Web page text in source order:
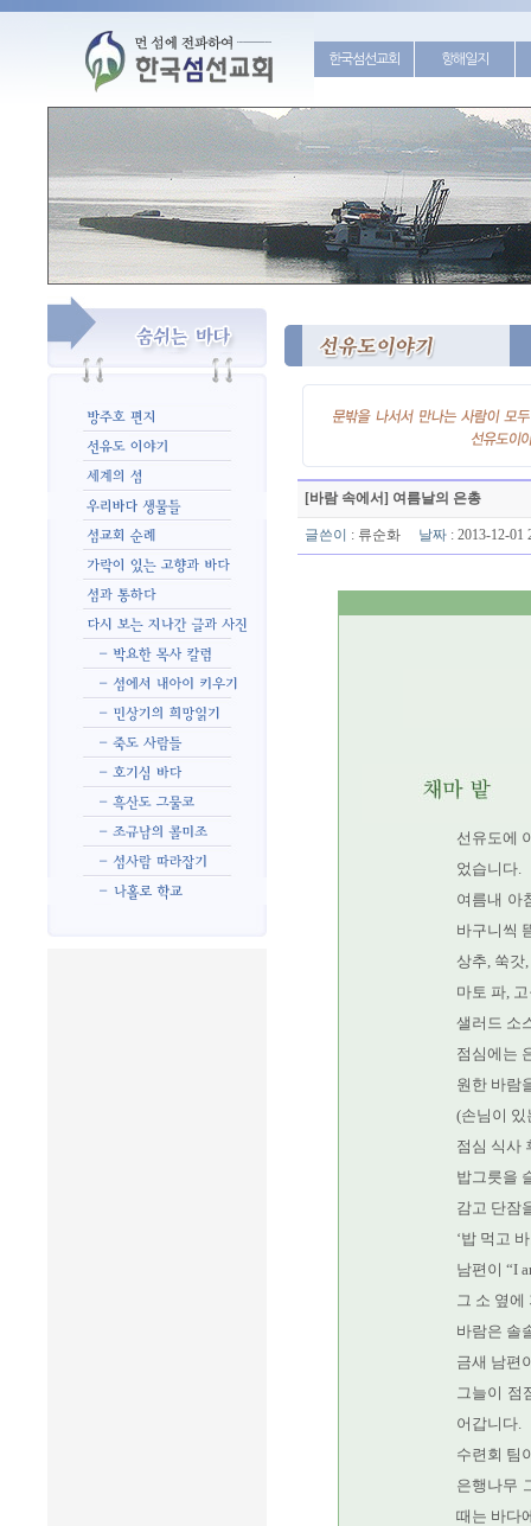
한국섬선교회 항해일지
[바람 속에서] 여름날의 은총
글쓴이 : 류순화 날짜: 2013-12-
선유도에
었습니다.
여름내 아
바구니씩
상추, 쑥갓
마토 파,
샐러드 소
점심에는
원한 바람
(손님이 있
점심 식사
밥그릇을
감고 단잠
‘밥 먹고
남편이 “I
그 소 옆에
바람은 솔
금새 남편
그늘이 점
어갑니다.
수련회 팀
은행나무
때는 바다